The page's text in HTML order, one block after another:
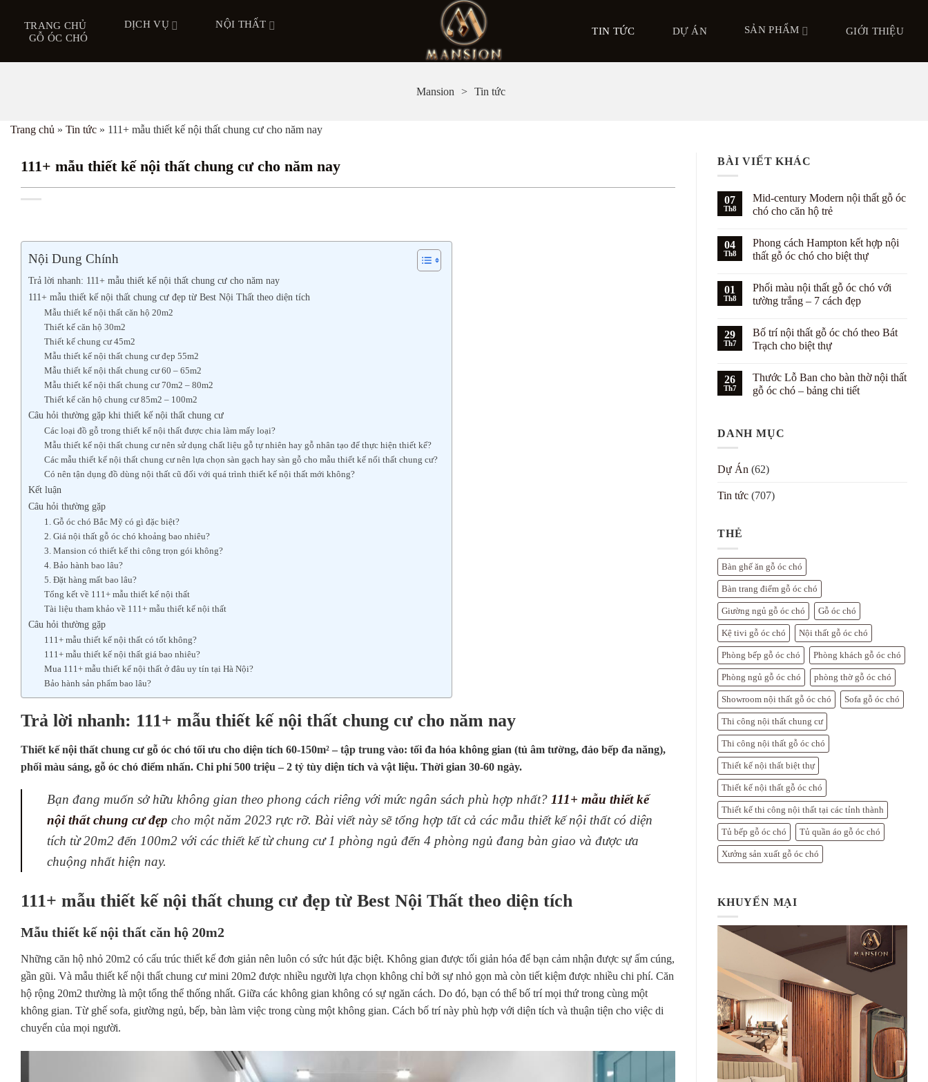
dung
TRANG CHỦ DỊCH VỤ
NỘI THẤT
GỖ ÓC CHÓ
TIN TỨC DỰ ÁN SẢN PHẨM GIỚI THIỆU
Mansion Tin tức
Trang chủ » Tin tức » 111+ mẫu thiết kế nội thất chung cư cho năm nay
111+ mẫu thiết kế nội thất chung cư cho năm nay
Nội Dung Chính
Trả lời nhanh: 111+ mẫu thiết kế nội thất chung cư cho năm nay
111+ mẫu thiết kế nội thất chung cư đẹp từ Best Nội Thất theo diện tích
Mẫu thiết kế nội thất căn hộ 20m2
Thiết kế căn hộ 30m2
Thiết kế chung cư 45m2
Mẫu thiết kế nội thất chung cư đẹp 55m2
Mẫu thiết kế nội thất chung cư 60 – 65m2
Mẫu thiết kế nội thất chung cư 70m2 – 80m2
Thiết kế căn hộ chung cư 85m2 – 100m2
Câu hỏi thường gặp khi thiết kế nội thất chung cư
Các loại đồ gỗ trong thiết kế nội thất được chia làm mấy loại?
Mẫu thiết kế nội thất chung cư nên sử dụng chất liệu gỗ tự nhiên hay gỗ nhân tạo để thực hiện thiết kế?
Các mẫu thiết kế nội thất chung cư nên lựa chọn sàn gạch hay sàn gỗ cho mẫu thiết kế nối thất chung cư?
Có nên tận dụng đồ dùng nội thất cũ đối với quá trình thiết kế nội thất mới không?
Kết luận
Câu hỏi thường gặp
1. Gỗ óc chó Bắc Mỹ có gì đặc biệt?
2. Giá nội thất gỗ óc chó khoảng bao nhiêu?
3. Mansion có thiết kế thi công trọn gói không?
4. Bảo hành bao lâu?
5. Đặt hàng mất bao lâu?
Tổng kết về 111+ mẫu thiết kế nội thất
Tài liệu tham khảo về 111+ mẫu thiết kế nội thất
Câu hỏi thường gặp
111+ mẫu thiết kế nội thất có tốt không?
111+ mẫu thiết kế nội thất giá bao nhiêu?
Mua 111+ mẫu thiết kế nội thất ở đâu uy tín tại Hà Nội?
Bảo hành sản phẩm bao lâu?
Trả lời nhanh: 111+ mẫu thiết kế nội thất chung cư cho năm nay
Thiết kế nội thất chung cư gỗ óc chó tối ưu cho diện tích 60-150m² – tập trung vào: tối đa hóa không gian (tủ âm tường, đảo bếp đa năng),
phối màu sáng, gỗ óc chó điểm nhấn. Chi phí 500 triệu – 2 tỷ tùy diện tích và vật liệu. Thời gian 30-60 ngày.
Bạn đang muốn sở hữu không gian theo phong cách riêng với mức ngân sách phù hợp nhất? 111+ mẫu thiết kế
nội thất chung cư đẹp cho một năm 2023 rực rỡ. Bài viết này sẽ tổng hợp tất cả các mẫu thiết kế nội thất có diện
tích từ 20m2 đến 100m2 với các thiết kế từ chung cư 1 phòng ngủ đến 4 phòng ngủ đang bàn giao và được ưa
chuộng nhất hiện nay.
111+ mẫu thiết kế nội thất chung cư đẹp từ Best Nội Thất theo diện tích
Mẫu thiết kế nội thất căn hộ 20m2
Những căn hộ nhỏ 20m2 có cấu trúc thiết kế đơn giản nên luôn có sức hút đặc biệt. Không gian được tối giản hóa để bạn cảm nhận được sự ấm cúng,
gần gũi. Và mẫu thiết kế nội thất chung cư mini 20m2 được nhiều người lựa chọn không chỉ bởi sự nhỏ gọn mà còn tiết kiệm được nhiều chi phí. Căn
hộ rộng 20m2 thường là một tổng thể thống nhất. Giữa các không gian không có sự ngăn cách. Do đó, bạn có thể bố trí mọi thứ trong cùng một
không gian. Từ ghế sofa, giường ngủ, bếp, bàn làm việc trong cùng một không gian. Cách bố trí này phù hợp với diện tích và thuận tiện cho việc di
chuyển của mọi người.
BÀI VIẾT KHÁC
07
Th8
Mid-century Modern nội thất gỗ óc
chó cho căn hộ trẻ
bình
luận
ở
Modern
nội
thất
chó
cho
căn
04
Th8
Phong cách Hampton kết hợp nội
thất gỗ óc chó cho biệt thự
bình
luận
ở
Hampton
kết
hợp
gỗ
chó
01
Th8
Phối màu nội thất gỗ óc chó với
tường trắng – 7 cách đẹp
bình
luận
ở
nội
thất
gỗ
tường
trắng
cách
đẹp
29
Th7
Bố trí nội thất gỗ óc chó theo Bát
Trạch cho biệt thự
bình
luận
ở
thất
gỗ
theo
Bát
cho
biệt
26
Th7
Thước Lỗ Ban cho bàn thờ nội thất
gỗ óc chó – bảng chi tiết
luận
ở
Ban
cho
thờ
nội
bảng
chi
tiết
DANH MỤC
Dự Án (62)
Tin tức (707)
THẺ
Bàn ghế ăn gỗ óc chó
Bàn trang điểm gỗ óc chó
Giường ngủ gỗ óc chó Gỗ óc chó
Kệ tivi gỗ óc chó Nội thất gỗ óc chó
Phòng bếp gỗ óc chó Phòng khách gỗ óc chó
Phòng ngủ gỗ óc chó phòng thờ gỗ óc chó
Showroom nội thất gỗ óc chó Sofa gỗ óc chó
Thi công nội thất chung cư
Thi công nội thất gỗ óc chó
Thiết kế nội thất biệt thự
Thiết kế nội thất gỗ óc chó
Thiết kế thi công nội thất tại các tỉnh thành
Tủ bếp gỗ óc chó Tủ quần áo gỗ óc chó
Xưởng sản xuất gỗ óc chó
KHUYẾN MẠI